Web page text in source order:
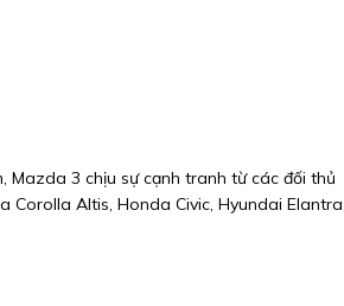
Mazda 3 chịu sự cạnh tranh từ các đối thủ
Corolla Altis, Honda Civic, Hyundai